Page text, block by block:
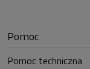
Pomoc
Pomoc techniczna